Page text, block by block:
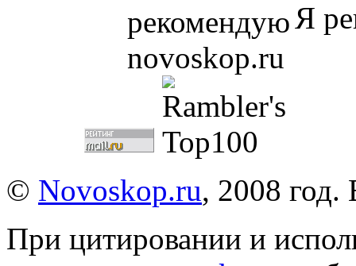
Я
© Novoskop.ru, 2008
При цитировании и